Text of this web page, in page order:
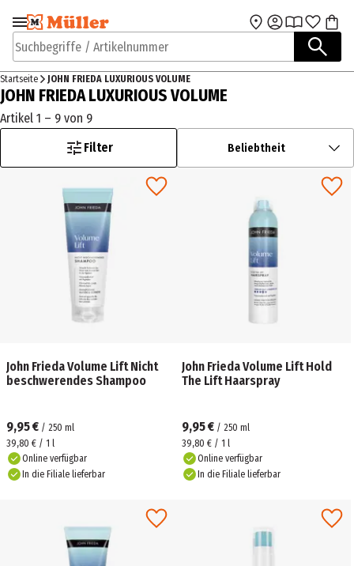
Zur Navigation
springen
Zum Hauptinhalt
Suchbegriffe / Artikelnummer
Startseite JOHN FRIEDA LUXURIOUS VOLUME
JOHN FRIEDA LUXURIOUS VOLUME
Artikel 1 – 9 von 9
Filter
Beliebtheit
John Frieda Volume Lift Nicht
beschwerendes Shampoo
9,95 € / 250 ml
39,80 € / 1 l
Online verfügbar
In die Filiale lieferbar
John Frieda Volume Lift Hold
The Lift Haarspray
9,95 € / 250 ml
39,80 € / 1 l
Online verfügbar
In die Filiale lieferbar